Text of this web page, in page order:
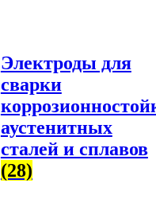
Электроды для
сварки
аустенитных
сталей и сплавов
(28)